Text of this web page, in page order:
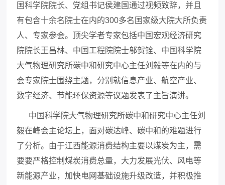
国科学院院长、党组书记侯建国通过视频致辞，并且
有包含十余名院士在内的300多名国家级大院大所负责
人、专家参会。顶尖学者专家包括中国宏观经济研究
院院长王昌林、中国工程院院士邬贺铨、中国科学院
大气物理研究所碳中和研究中心主任刘毅等在内的与
会专家院士围绕主题，分别就信息产业、航空产业、
数字经济、节能环保资源等议题发表了主旨演讲。
中国科学院大气物理研究所碳中和研究中心主任刘
毅在峰会主论坛上，面对碳达峰、碳中和的难题进行
了分析。由于江西能源消费结构主要以煤炭为主，需
要要严格控制煤炭消费总量，大力发展光伏、风电等
新能源产业，加快电网基础设施升级改造，并积极推